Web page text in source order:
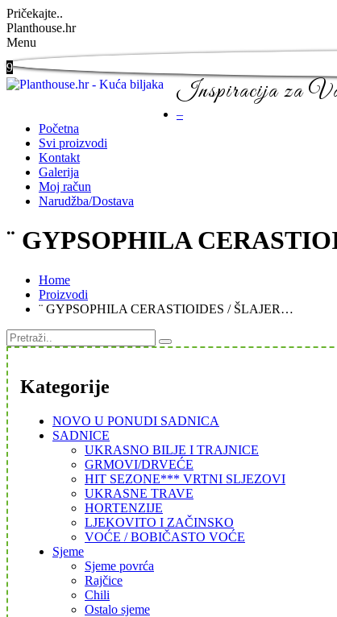
Pričekajte..
Planthouse.hr
Menu
9
Inspiracija za
–
Početna
Svi proizvodi
Kontakt
Galerija
Moj račun
Narudžba/Dostava
¨ GYPSOPHILA
Home
Proizvodi
¨ GYPSOPHILA CERASTIOIDES / ŠLAJER…
Kategorije
NOVO U PONUDI SADNICA
SADNICE
UKRASNO BILJE I TRAJNICE
GRMOVI/DRVEĆE
HIT SEZONE*** VRTNI SLJEZOVI
UKRASNE TRAVE
HORTENZIJE
LJEKOVITO I ZAČINSKO
VOĆE / BOBIČASTO VOĆE
Sjeme
Sjeme povrća
Rajčice
Chili
Ostalo sjeme